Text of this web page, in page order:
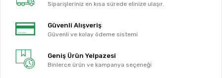
Siparişleriniz en kısa sürede elinize ulaşır.
Güvenli Alışveriş
Güvenli ve kolay ödeme sistemi
Geniş Ürün Yelpazesi
Binlerce ürün ve kampanya seçeneği